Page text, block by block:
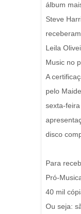
álbum
Steve
Leila
Music no
A
pelo
sexta-
disco
Para
Pró-
40 mil
Ou seja: